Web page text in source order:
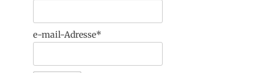
e-mail-Adresse*